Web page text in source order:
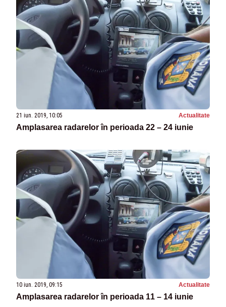
21 iun. 2019, 10:05 Actualitate
Amplasarea radarelor în perioada 22 – 24 iunie
10 iun. 2019, 09:15 Actualitate
Amplasarea radarelor în perioada 11 – 14 iunie